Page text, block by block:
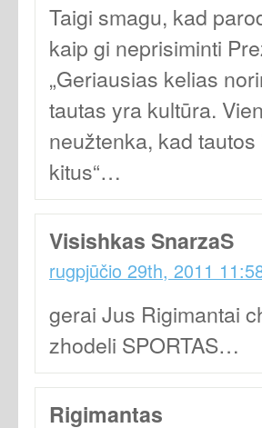
Taigi smagu, kad
kaip gi neprisiminti
„Geriausias kelias
tautas yra kultūra.
neužtenka, kad
kitus“…
Visishkas SnarzaS
rugpjūčio 29th, 2011
gerai Jus Rigimantai
zhodeli SPORTAS…
Rigimantas